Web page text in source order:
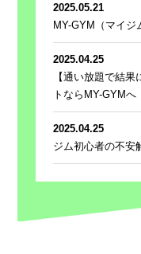
2025.05.21
MY-GYM（マイジ
2025.04.25
【通い放題で結
トならMY-GYMへ
2025.04.25
ジム初心者の不安